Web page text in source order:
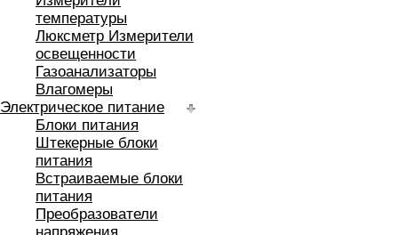
температуры
Люксметр Измерители
освещенности
Газоанализаторы
Влагомеры
Электрическое питание
Блоки питания
Штекерные блоки
питания
Встраиваемые блоки
питания
Преобразователи